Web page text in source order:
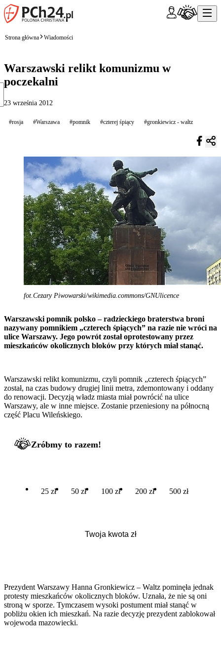
Strona główna Wiadomości
Warszawski relikt komunizmu w
poczekalni
23 września 2012
#rosja #Warszawa #pomnik #czterej śpiący #gronkiewicz - waltz
fot.Cezary Piwowarski/wikimedia.commons/GNUlicence
Warszawski pomnik polsko – radzieckiego braterstwa broni
nazywany pomnikiem „czterech śpiących” na razie nie wróci na
ulice Warszawy. Jego powrót został oprotestowany przez
mieszkańców okolicznych bloków przy których miał stanąć.
Warszawski relikt komunizmu, czyli pomnik „czterech śpiących”
został, na czas budowy drugiej linii metra, zdemontowany i oddany
do renowacji. Decyzją władz miasta miał powrócić na ulice
Warszawy, ale w inne miejsce. Zostanie przeniesiony na północną
część Placu Wileńskiego.
Zróbmy to razem!
25 zł 50 zł 100 zł 200 zł 500 zł
Prezydent Warszawy Hanna Gronkiewicz – Waltz pominęła jednak
protesty mieszkańców okolicznych bloków. Uznała, że nie są oni
stroną w sporze. Tymczasem wysoki postument miał stanąć w
pobliżu okien ich mieszkań. Na razie decyzję prezydent zablokował
wojewoda mazowiecki.